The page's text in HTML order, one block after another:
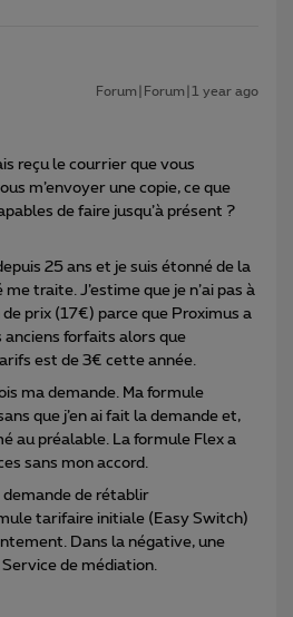
Forum|Forum|1 year ago
reçu le courrier que vous
m’envoyer une copie, ce que
de faire jusqu’à présent ?
25 ans et je suis étonné de la
traite. J’estime que je n’ai pas à
prix (17€) parce que Proximus a
anciens forfaits alors que
est de 3€ cette année.
ma demande. Ma formule
que j’en ai fait la demande et,
au préalable. La formule Flex a
sans mon accord.
demande de rétablir
tarifaire initiale (Easy Switch)
Dans la négative, une
de médiation.